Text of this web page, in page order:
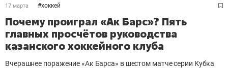
17 марта #хоккей
Почему проиграл «Ак Барс»? Пять
главных просчётов руководства
казанского хоккейного клуба
Вчерашнее поражение «Ак Барса» в шестом матче серии Кубка